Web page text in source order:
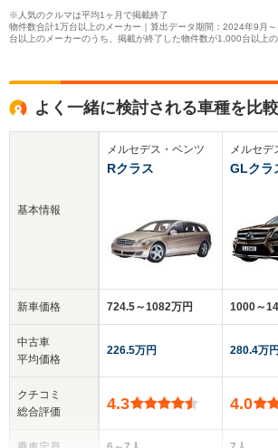
※人気のクルマは平均1ヶ月で掲載終了
物件数合計1万台以上のメーカー｜算出データ期間：2024年9月
台以上のメーカーのうち、掲載が終了した物件数が1,000台以上
よく一緒に検討される車種を比較
基本情報
新車価格
中古車
平均価格
クチコミ
総合評価
メルセデス・ベンツ
Rクラス
724.5～1082万円
226.5万円
4.3
メルセデ
GLクラ
1000～
280.4万円
4.0